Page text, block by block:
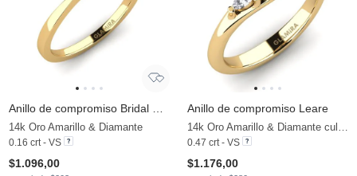
14k Oro Amarillo & Diamante
0.16 crt - VS
$1.096,00
Anillo de compromiso Leare
0.47 crt - VS
$1.176,00